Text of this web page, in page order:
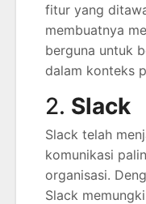
fitur yang
membuatnya
berguna untuk
dalam konteks
2. Slack
Slack telah
komunikasi
organisasi.
Slack